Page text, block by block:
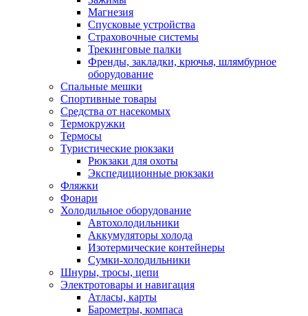
Магнезия
Спусковые устройства
Страховочные системы
Трекинговые палки
Френды, закладки, крючья, шлямбурное
оборудование
Спальные мешки
Спортивные товары
Средства от насекомых
Термокружки
Термосы
Туристические рюкзаки
Рюкзаки для охоты
Экспедиционные рюкзаки
Фляжки
Фонари
Холодильное оборудование
Автохолодильники
Аккумуляторы холода
Изотермические контейнеры
Сумки-холодильники
Шнуры, тросы, цепи
Электротовары и навигация
Атласы, карты
Барометры, компаса